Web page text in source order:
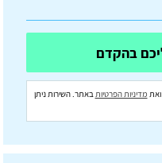
ואת מדיניות הפרטיותבאתר. השירות ניתן